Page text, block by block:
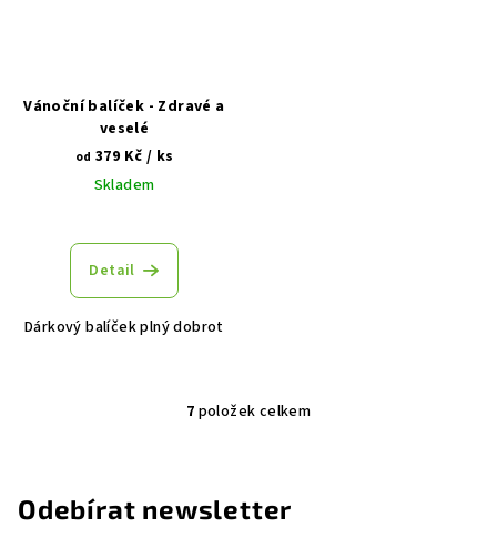
Vánoční balíček - Zdravé a
veselé
od 379 Kč / ks
Skladem
Detail
Dárkový balíček plný dobrot
O
á
d
7 položek celkem
Odebírat newsletter